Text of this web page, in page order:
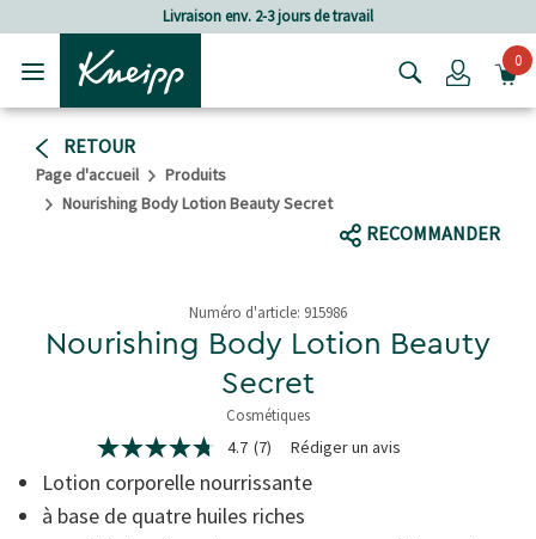
Passer au contenu principal
Passer au contenu du pied de page
Livraison env. 2-3 jours de travail
Login0
RETOUR
Page d'accueil
Produits
Nourishing Body Lotion Beauty Secret
RECOMMANDER
Numéro d'article: 915986
Nourishing Body Lotion Beauty
Secret
Cosmétiques
5 de 5 étoiles
4.7
étoiles
sur
5,
valeur
4.7 (7) Rédiger un avis
Lotion corporelle nourrissante
à base de quatre huiles riches